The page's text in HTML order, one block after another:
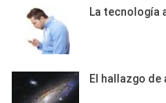
La tecnología
El hallazgo de